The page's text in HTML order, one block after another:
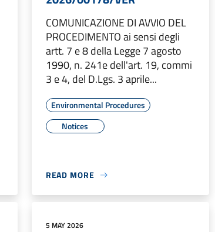
COMUNICAZIONE DI AVVIO DEL
PROCEDIMENTO ai sensi degli
artt. 7 e 8 della Legge 7 agosto
1990, n. 241e dell'art. 19, commi
3 e 4, del D.Lgs. 3 aprile...
Environmental Procedures
Notices
READ MORE
5 MAY 2026